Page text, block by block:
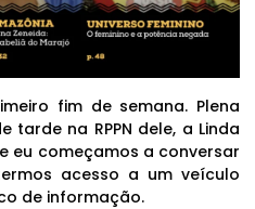
fim de semana. Plena
tarde na RPPN dele, a Linda
eu começamos a conversar
acesso a um veículo
de informação.